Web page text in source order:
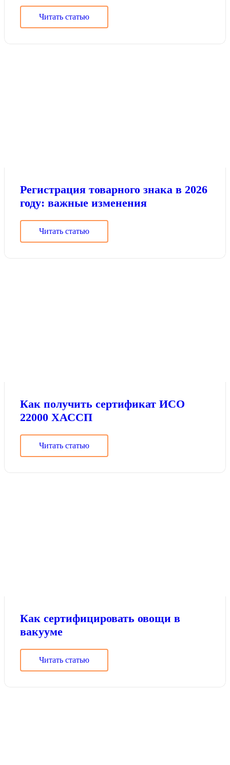
Читать статью
Регистрация товарного знака в 2026
году: важные изменения
Читать статью
Как получить сертификат ИСО
22000 ХАССП
Читать статью
Как сертифицировать овощи в
вакууме
Читать статью